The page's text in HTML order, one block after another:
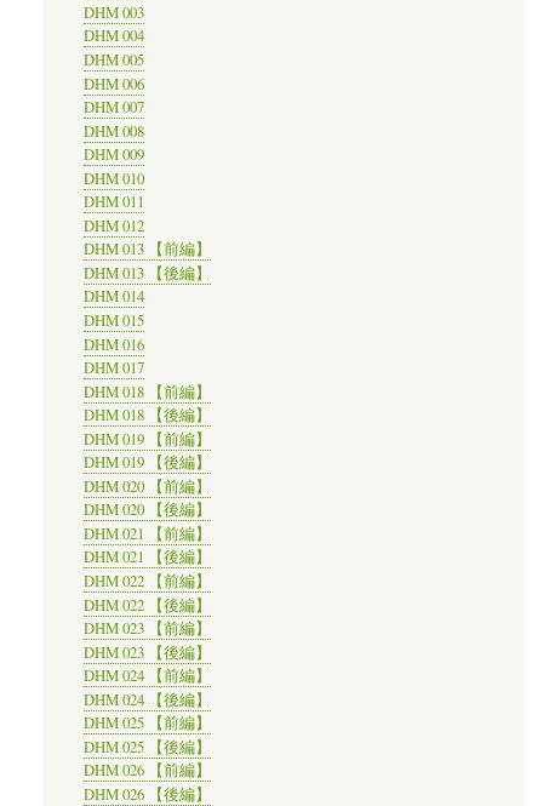
DHM 003
DHM 004
DHM 005
DHM 006
DHM 007
DHM 008
DHM 009
DHM 010
DHM 011
DHM 012
DHM 013 【前編】
DHM 013 【後編】
DHM 014
DHM 015
DHM 016
DHM 017
DHM 018 【前編】
DHM 018 【後編】
DHM 019 【前編】
DHM 019 【後編】
DHM 020 【前編】
DHM 020 【後編】
DHM 021 【前編】
DHM 021 【後編】
DHM 022 【前編】
DHM 022 【後編】
DHM 023 【前編】
DHM 023 【後編】
DHM 024 【前編】
DHM 024 【後編】
DHM 025 【前編】
DHM 025 【後編】
DHM 026 【前編】
DHM 026 【後編】